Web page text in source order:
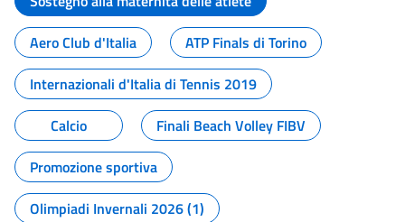
Aero Club d'Italia
ATP Finals di Torino
Internazionali d'Italia di Tennis 2019
Calcio
Finali Beach Volley FIBV
Promozione sportiva
Olimpiadi Invernali 2026 (1)